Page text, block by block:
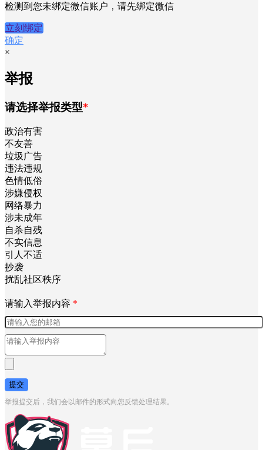
检测到您未绑定微信账户，请先绑定微信
立刻绑定
确定
×
举报
请选择举报类型*
政治有害
不友善
垃圾广告
违法违规
色情低俗
涉嫌侵权
网络暴力
涉未成年
自杀自残
不实信息
引人不适
抄袭
扰乱社区秩序
请输入举报内容 *
提交
举报提交后，我们会以邮件的形式向您反馈处理结果。